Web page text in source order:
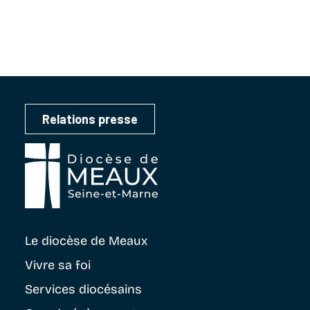
Relations presse
Le diocèse de Meaux
Vivre sa foi
Services diocésains